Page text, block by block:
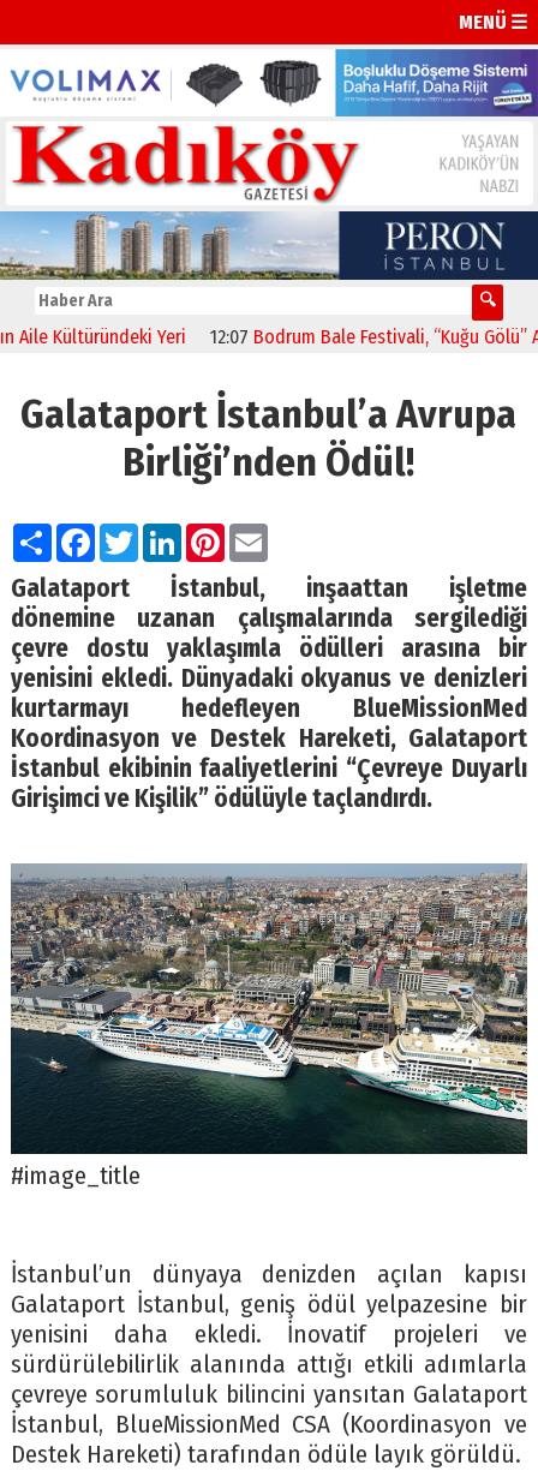
MENÜ ☰
Kültüründeki Yeri 12:07 Bodrum Bale Festivali, “Kuğu Gölü” Açılış
Galataport İstanbul’a Avrupa
Birliği’nden Ödül!
PaylaşFacebook
TwitterLinkedIn
Pinterest
Email
Galataport İstanbul, inşaattan işletme
dönemine uzanan çalışmalarında sergilediği
çevre dostu yaklaşımla ödülleri arasına bir
yenisini ekledi. Dünyadaki okyanus ve denizleri
kurtarmayı hedefleyen BlueMissionMed
Koordinasyon ve Destek Hareketi, Galataport
İstanbul ekibinin faaliyetlerini “Çevreye Duyarlı
Girişimci ve Kişilik” ödülüyle taçlandırdı.
#image_title
İstanbul’un dünyaya denizden açılan kapısı
Galataport İstanbul, geniş ödül yelpazesine bir
yenisini daha ekledi. İnovatif projeleri ve
sürdürülebilirlik alanında attığı etkili adımlarla
çevreye sorumluluk bilincini yansıtan Galataport
İstanbul, BlueMissionMed CSA (Koordinasyon ve
Destek Hareketi) tarafından ödüle layık görüldü.